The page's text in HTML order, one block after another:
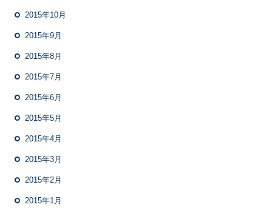
2015年10月
2015年9月
2015年8月
2015年7月
2015年6月
2015年5月
2015年4月
2015年3月
2015年2月
2015年1月